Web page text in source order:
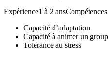
Expérience1 à 2 ansCompétences
Capacité d’adaptation
Capacité à animer un
Tolérance au stress